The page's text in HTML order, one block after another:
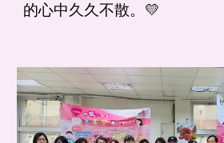
的心中久久不散。💛